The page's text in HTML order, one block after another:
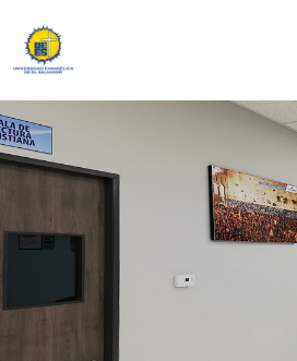
Communities & Collections
All of DSpace